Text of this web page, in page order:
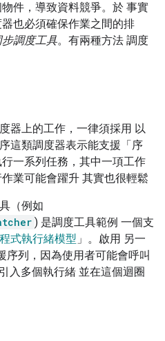
件，導致資料競爭。於 事實
也必須確保作業之間的排
步調度工具。有兩種方法 調度
器上的工作，一律須採用 以
這類調度器表示能支援「序
行一系列任務，其中一項工作
業可能會躍升 其實也很輕鬆
（例如
) 是調度工具範例 一個支
式執行緒模型 」。啟用 另一
序列，因為使用者可能會呼叫
入多個執行緒 並在這個迴圈